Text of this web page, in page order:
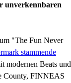
unverkennbaren
"The Fun Never
stammende
modernen Beats und
County, FINNEAS